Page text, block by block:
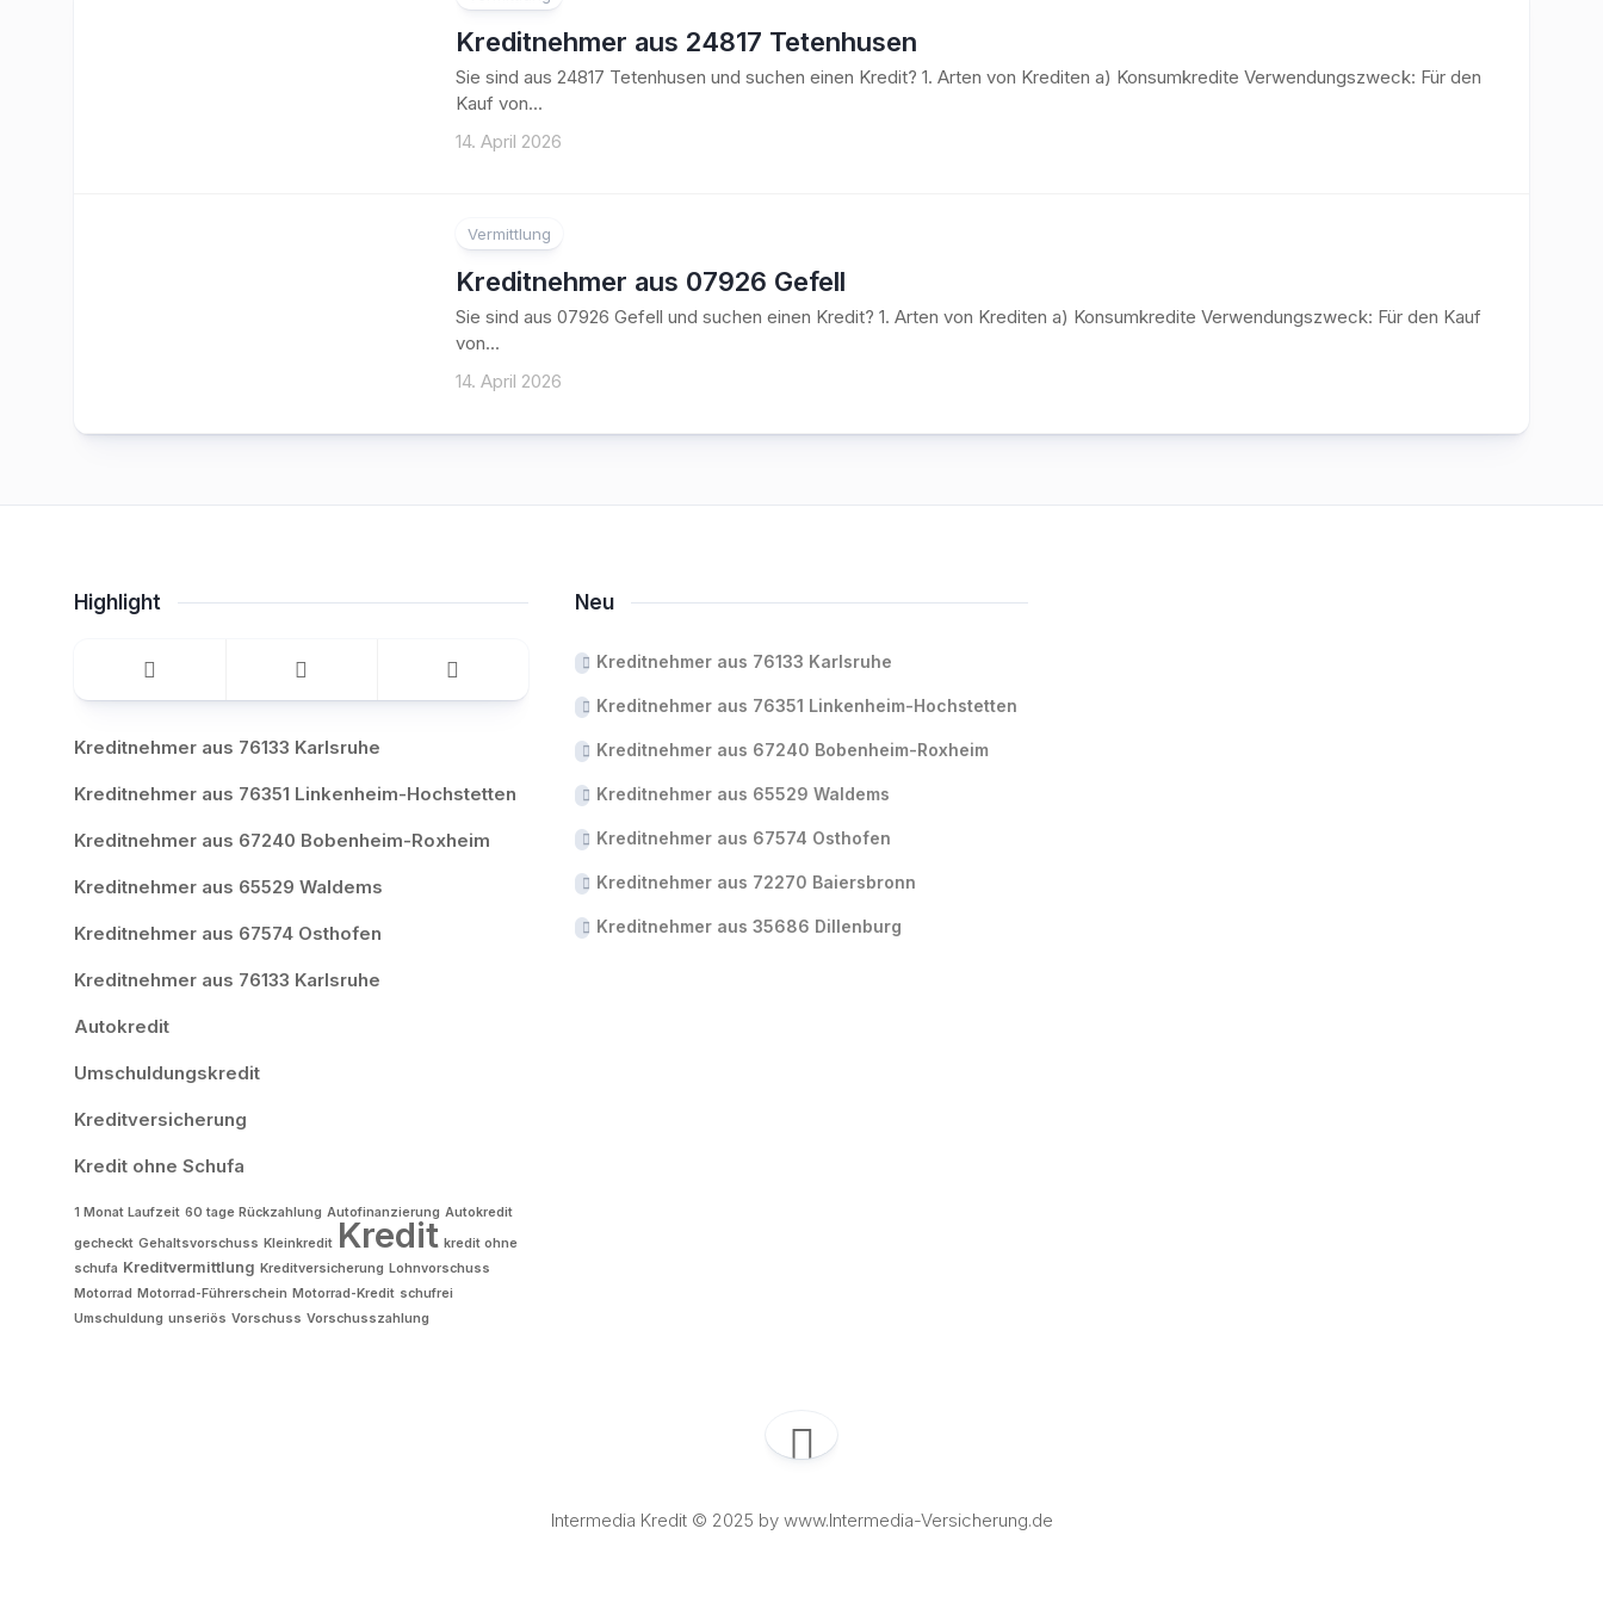
Kreditnehmer aus 24817 Tetenhusen
Sie sind aus 24817 Tetenhusen und suchen einen Kredit? 1. Arten von Krediten a) Konsumkredite Verwendungszweck: Für den
Kauf von...
14. April 2026
Vermittlung
Kreditnehmer aus 07926 Gefell
Sie sind aus 07926 Gefell und suchen einen Kredit? 1. Arten von Krediten a) Konsumkredite Verwendungszweck: Für den Kauf
von...
14. April 2026
Highlight
Kreditnehmer aus 76133 Karlsruhe
Kreditnehmer aus 76351 Linkenheim-Hochstetten
Kreditnehmer aus 67240 Bobenheim-Roxheim
Kreditnehmer aus 65529 Waldems
Kreditnehmer aus 67574 Osthofen
Kreditnehmer aus 76133 Karlsruhe
Autokredit
Umschuldungskredit
Kreditversicherung
Kredit ohne Schufa
1 Monat Laufzeit 60 tage Rückzahlung Autofinanzierung Autokredit
gecheckt Gehaltsvorschuss Kleinkredit Kredit kredit ohne
schufa Kreditvermittlung Kreditversicherung Lohnvorschuss
Motorrad Motorrad-Führerschein Motorrad-Kredit schufrei
Umschuldung unseriös Vorschuss Vorschusszahlung
Neu
Kreditnehmer aus 76133 Karlsruhe
Kreditnehmer aus 76351 Linkenheim-Hochstetten
Kreditnehmer aus 67240 Bobenheim-Roxheim
Kreditnehmer aus 65529 Waldems
Kreditnehmer aus 67574 Osthofen
Kreditnehmer aus 72270 Baiersbronn
Kreditnehmer aus 35686 Dillenburg
Intermedia Kredit © 2025 by www.Intermedia-Versicherung.de